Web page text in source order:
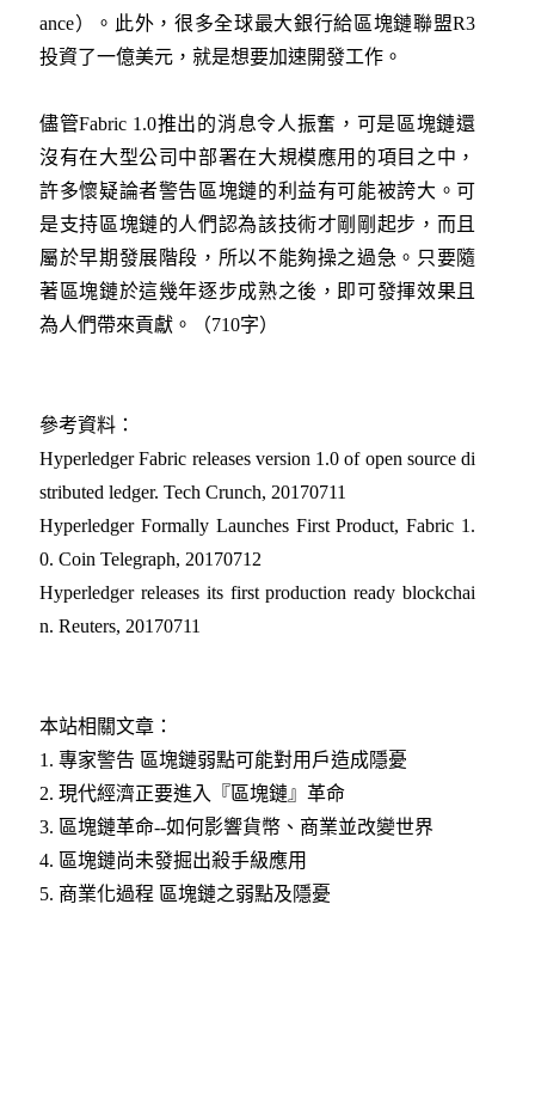
ance）。此外，很多全球最大銀行給區塊鏈聯盟R3
投資了一億美元，就是想要加速開發工作。
儘管Fabric 1.0推出的消息令人振奮，可是區塊鏈還
沒有在大型公司中部署在大規模應用的項目之中，
許多懷疑論者警告區塊鏈的利益有可能被誇大。可
是支持區塊鏈的人們認為該技術才剛剛起步，而且
屬於早期發展階段，所以不能夠操之過急。只要隨
著區塊鏈於這幾年逐步成熟之後，即可發揮效果且
為人們帶來貢獻。（710字）
參考資料：
Hyperledger Fabric releases version 1.0 of open source di
stributed ledger. Tech Crunch, 20170711
Hyperledger Formally Launches First Product, Fabric 1.
0. Coin Telegraph, 20170712
Hyperledger releases its first production ready blockchai
n. Reuters​, 20170711
本站相關文章：
1. 專家警告 區塊鏈弱點可能對用戶造成隱憂
2. 現代經濟正要進入『區塊鏈』革命
3. 區塊鏈革命--如何影響貨幣、商業並改變世界
4. 區塊鏈尚未發掘出殺手級應用
5. 商業化過程 區塊鏈之弱點及隱憂